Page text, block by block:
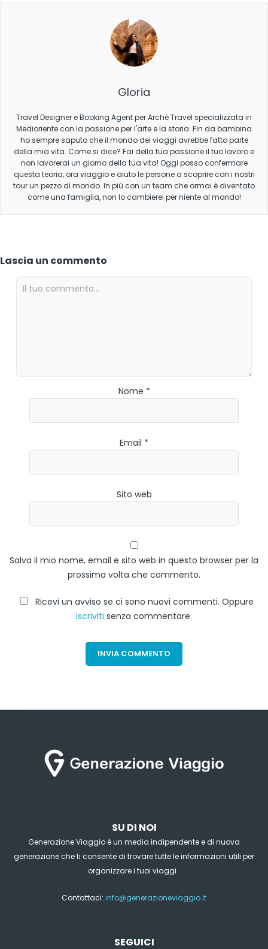
Gloria
Travel Designer e Booking Agent per Archè Travel specializzata in
Medioriente con la passione per l'arte e la storia. Fin da bambina
ho sempre saputo che il mondo dei viaggi avrebbe fatto parte
della mia vita. Come si dice? Fai della tua passione il tuo lavoro e
non lavorerai un giorno della tua vita! Oggi posso confermare
questa teoria, ora viaggio e aiuto le persone a scoprire con i nostri
tour un pezzo di mondo. In più con un team che ormai è diventato
come una famiglia, non lo cambierei per niente al mondo!
Lascia un commento
Nome *
Email *
Sito web
Salva il mio nome, email e sito web in questo browser per la
prossima volta che commento.
Ricevi un avviso se ci sono nuovi commenti. Oppure
iscriviti senza commentare.
SU DI NOI
Generazione Viaggio è un media indipendente e di nuova
generazione che ti consente di trovare tutte le informazioni utili per
organizzare i tuoi viaggi .
Contattaci: info@generazioneviaggio.it
SEGUICI